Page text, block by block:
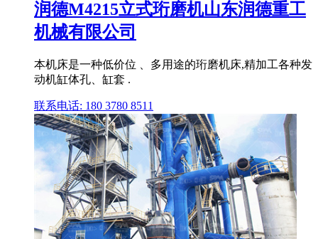
润德M4215立式珩磨机山东润德重工
机械有限公司
本机床是一种低价位 、多用途的珩磨机床,精加工各种发
动机缸体孔、缸套 .
联系电话: 180 3780 8511